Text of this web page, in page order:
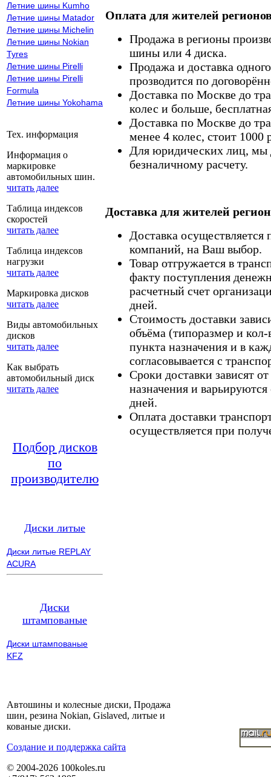
Летние шины Kumho
Летние шины Matador
Летние шины Michelin
Летние шины Nokian
Tyres
Летние шины Pirelli
Летние шины Pirelli
Formula
Летние шины Yokohama
Тех. информация
Информация о
маркировке
автомобильных шин.
читать далее
Таблица индексов
скоростей
читать далее
Таблица индексов
нагрузки
читать далее
Маркировка дисков
читать далее
Виды автомобильных
дисков
читать далее
Как выбрать
автомобильный диск
читать далее
Подбор дисков
по
производителю
Диски литые
Диски литые REPLAY
ACURA
Диски
штампованые
Диски штампованые
KFZ
Оплата для жителей
Продажа в регионы
шины или 4 диска.
Продажа и доставка
прозводится по
Доставка по Москве до
колес и больше,
Доставка по Москве до
менее 4 колес, стоит 1000
Для юридических лиц, мы
безналичному расчету.
Доставка для жителей
Доставка
компаний, на Ваш выбор.
Товар отгружается в
факту поступления
расчетный счет
дней.
Стоимость доставки
объёма (типоразмер и кол-
пункта назначения и в
согласовывается с
Сроки доставки зависят
назначения и
дней.
Оплата доставки
осуществляется при
Автошины и колесные диски, Продажа
шин, резина Nokian, Gislaved, литые и
кованые диски.
Cоздание и поддержка сайта
© 2004-2026 100koles.ru